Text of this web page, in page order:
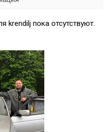
krendilj пока отсутствуют.